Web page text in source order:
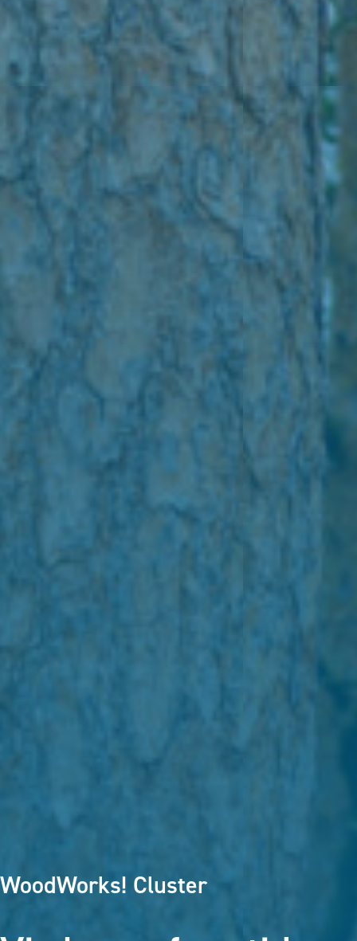
WoodWorks! Cluster